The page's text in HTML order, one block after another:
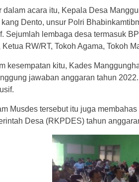
dalam acara itu, Kepala Desa
Dento, unsur Polri
Sejumlah lembaga desa termasuk
Ketua RW/RT, Tokoh Agama, Tokoh
kesempatan kitu, Kades
jawaban anggaran tahun
Musdes tersebut itu juga
Desa (RKPDES) tahun